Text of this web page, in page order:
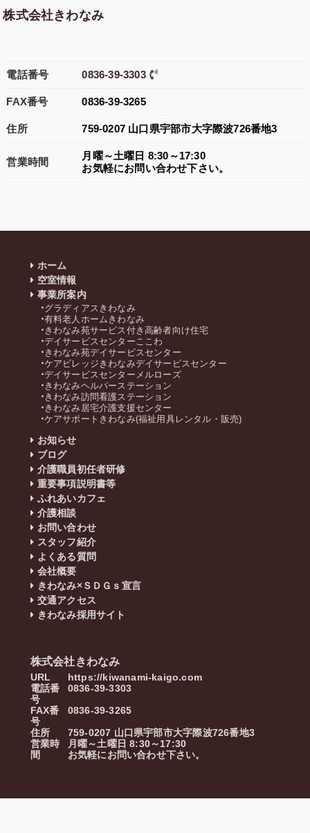
株式会社きわなみ
電話番号 0836-39-3303
FAX番号 0836-39-3265
住所 759-0207 山口県宇部市大字際波726番地3
営業時間
月曜～土曜日 8:30～17:30
お気軽にお問い合わせ下さい。
ホーム
空室情報
事業所案内
グラディアスきわなみ
有料老人ホームきわなみ
きわなみ苑サービス付き高齢者向け住宅
デイサービスセンターここわ
きわなみ苑デイサービスセンター
ケアビレッジきわなみデイサービスセンター
デイサービスセンターメルローズ
きわなみヘルパーステーション
きわなみ訪問看護ステーション
きわなみ居宅介護支援センター
ケアサポートきわなみ(福祉用具レンタル・販売)
お知らせ
ブログ
介護職員初任者研修
重要事項説明書等
ふれあいカフェ
介護相談
お問い合わせ
スタッフ紹介
よくある質問
会社概要
きわなみ×ＳＤＧｓ宣言
交通アクセス
きわなみ採用サイト
株式会社きわなみ
URL
https://kiwanami-kaigo.com
電話番
号
0836-39-3303
FAX番
号
0836-39-3265
住所 759-0207 山口県宇部市大字際波726番地3
営業時
間
月曜～土曜日 8:30～17:30
お気軽にお問い合わせ下さい。